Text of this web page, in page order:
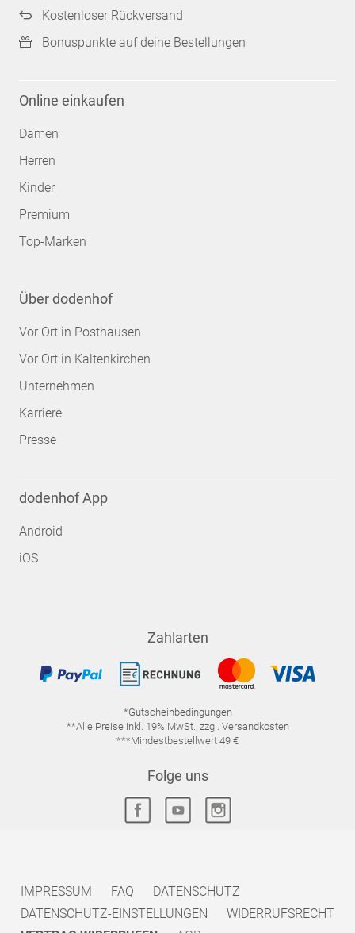
Kostenloser Rückversand
Bonuspunkte auf deine Bestellungen
Online einkaufen
Damen
Herren
Kinder
Premium
Top-Marken
Über dodenhof
Vor Ort in Posthausen
Vor Ort in Kaltenkirchen
Unternehmen
Karriere
Presse
dodenhof App
Android
iOS
Zahlarten
*Gutscheinbedingungen
**Alle Preise inkl. 19% MwSt., zzgl. Versandkosten
***Mindestbestellwert 49 €
Folge uns
IMPRESSUM FAQ
DATENSCHUTZ
DATENSCHUTZ-EINSTELLUNGEN
WIDERRUFSRECHT